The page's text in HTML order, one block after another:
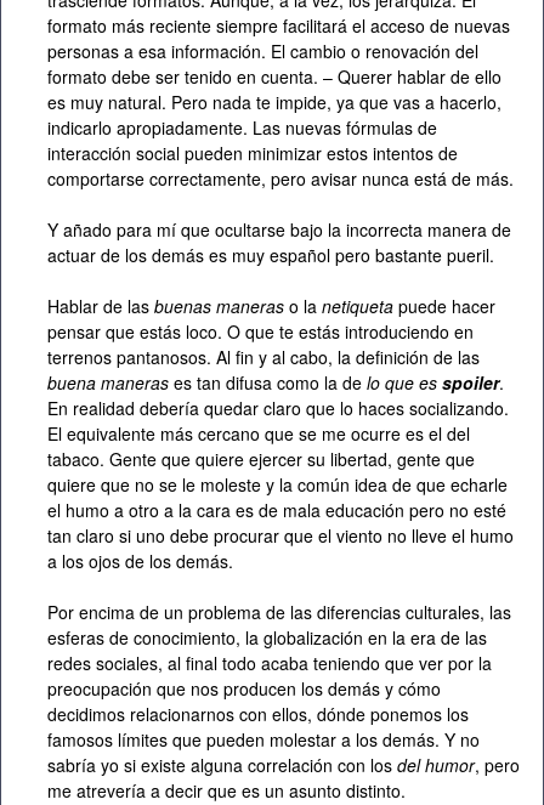
formato más reciente siempre facilitará el acceso de nuevas
personas a esa información. El cambio o renovación del
formato debe ser tenido en cuenta. – Querer hablar de ello
es muy natural. Pero nada te impide, ya que vas a hacerlo,
indicarlo apropiadamente. Las nuevas fórmulas de
interacción social pueden minimizar estos intentos de
comportarse correctamente, pero avisar nunca está de más.
Y añado para mí que ocultarse bajo la incorrecta manera de
actuar de los demás es muy español pero bastante pueril.
Hablar de las buenas maneras o la netiqueta puede hacer
pensar que estás loco. O que te estás introduciendo en
terrenos pantanosos. Al fin y al cabo, la definición de las
buena maneras es tan difusa como la de lo que es spoiler.
En realidad debería quedar claro que lo haces socializando.
El equivalente más cercano que se me ocurre es el del
tabaco. Gente que quiere ejercer su libertad, gente que
quiere que no se le moleste y la común idea de que echarle
el humo a otro a la cara es de mala educación pero no esté
tan claro si uno debe procurar que el viento no lleve el humo
a los ojos de los demás.
Por encima de un problema de las diferencias culturales, las
esferas de conocimiento, la globalización en la era de las
redes sociales, al final todo acaba teniendo que ver por la
preocupación que nos producen los demás y cómo
decidimos relacionarnos con ellos, dónde ponemos los
famosos límites que pueden molestar a los demás. Y no
sabría yo si existe alguna correlación con los del humor, pero
me atrevería a decir que es un asunto distinto.